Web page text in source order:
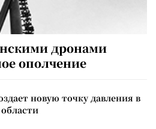
дронами
ополчение
новую точку давления в